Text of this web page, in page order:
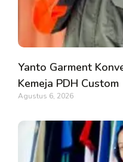
Yanto Garment
Kemeja PDH Custom
Agustus 6, 2026